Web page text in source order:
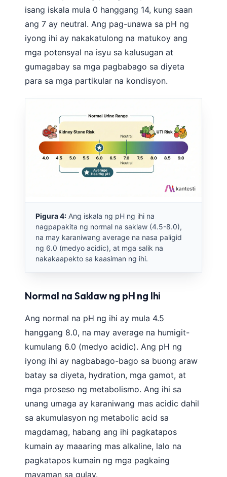
isang iskala mula 0 hanggang 14, kung saan
ang 7 ay neutral. Ang pag-unawa sa pH ng
iyong ihi ay nakakatulong na matukoy ang
mga potensyal na isyu sa kalusugan at
gumagabay sa mga pagbabago sa diyeta
para sa mga partikular na kondisyon.
Pigura 4: Ang iskala ng pH ng ihi na
nagpapakita ng normal na saklaw (4.5-8.0),
na may karaniwang average na nasa paligid
ng 6.0 (medyo acidic), at mga salik na
nakakaapekto sa kaasiman ng ihi.
Normal na Saklaw ng pH ng Ihi
Ang normal na pH ng ihi ay mula 4.5
hanggang 8.0, na may average na humigit-
kumulang 6.0 (medyo acidic). Ang pH ng
iyong ihi ay nagbabago-bago sa buong araw
batay sa diyeta, hydration, mga gamot, at
mga proseso ng metabolismo. Ang ihi sa
unang umaga ay karaniwang mas acidic dahil
sa akumulasyon ng metabolic acid sa
magdamag, habang ang ihi pagkatapos
kumain ay maaaring mas alkaline, lalo na
pagkatapos kumain ng mga pagkaing
mayaman sa gulay.
Frysk
Ślōnskŏ gŏdka
Norsk bokmål